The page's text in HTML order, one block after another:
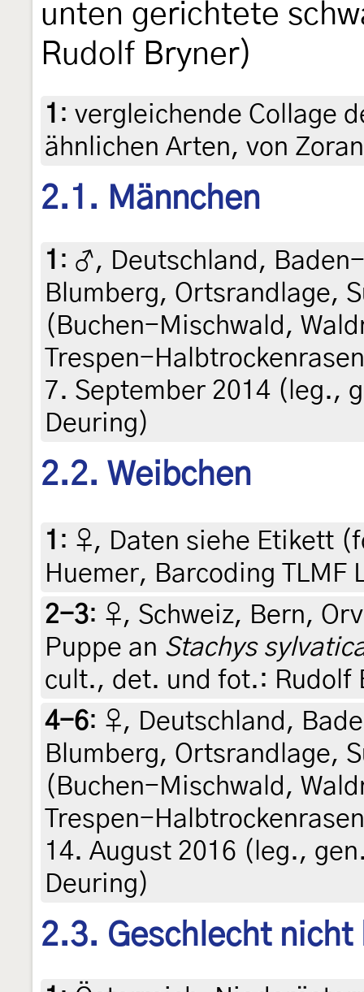
unten gerichtete
Rudolf Bryner)
1 : vergleichende Collage
ähnlichen Arten, von
2.1. Männchen
1 : ♂, Deutschland,
Blumberg, Ortsrandlage,
(Buchen-Mischwald,
Trespen-
7. September 2014 (leg.,
Deuring)
2.2. Weibchen
1 : ♀, Daten siehe Etikett
Huemer, Barcoding TLMF
2-3: ♀, Schweiz, Bern,
Puppe an Stachys
cult., det. und fot.: Rudolf
4-6: ♀, Deutschland,
Blumberg, Ortsrandlage,
(Buchen-Mischwald,
Trespen-
14. August 2016 (leg.,
Deuring)
2.3. Geschlecht nicht